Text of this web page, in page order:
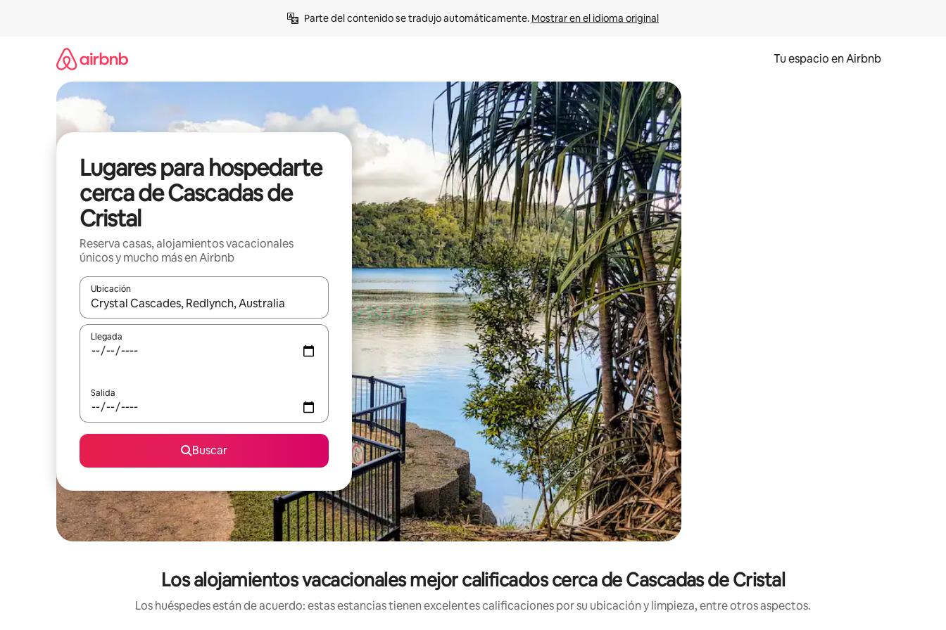
Parte del contenido se tradujo automáticamente. Mostrar en el idioma original
Tu espacio en Airbnb
Lugares para hospedarte
cerca de Cascadas de
Cristal
Reserva casas, alojamientos vacacionales
únicos y mucho más en Airbnb
Ubicación
Cuando los resultados estén disponibles, podrás navegar usando las teclas de las flechas hacia arriba y hacia abajo, o bien tocando y deslizando la pantalla.
Llegada
Salida
Buscar
Los alojamientos vacacionales mejor calificados cerca de Cascadas de Cristal
Los huéspedes están de acuerdo: estas estancias tienen excelentes calificaciones por su ubicación y limpieza, entre otros aspectos.